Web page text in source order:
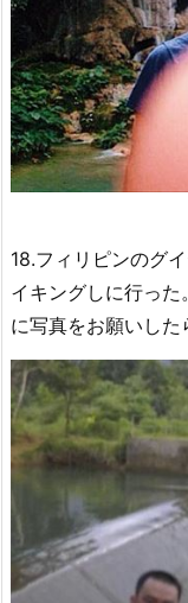
18.フィリピンのグ
イキングしに行っ
に写真をお願いした